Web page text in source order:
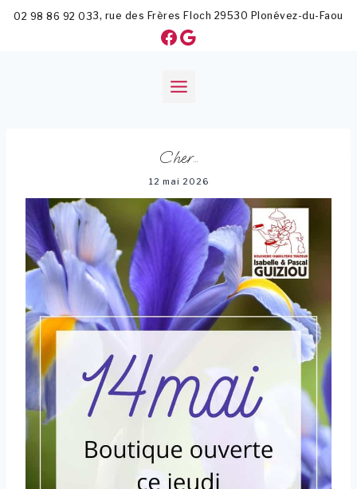
02 98 86 92 033, rue des Frères Floch 29530 Plonévez-du-Faou
Facebook
Google
Cher…
12 mai 2026